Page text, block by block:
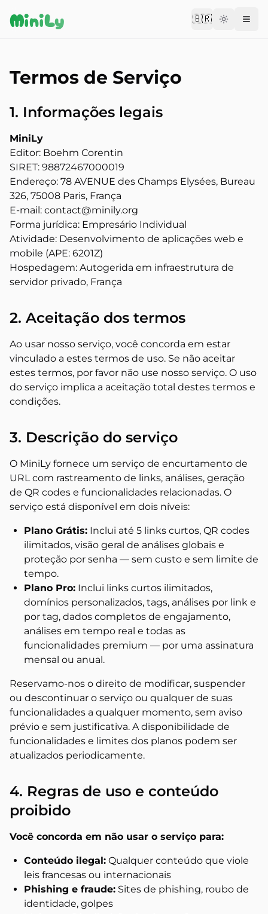
MiniLy 🇧🇷Change
Termos de Serviço
1. Informações legais
MiniLy
Editor: Boehm Corentin
SIRET: 98872467000019
Endereço: 78 AVENUE des Champs Elysées, Bureau
326, 75008 Paris, França
E-mail: contact@minily.org
Forma jurídica: Empresário Individual
Atividade: Desenvolvimento de aplicações web e
mobile (APE: 6201Z)
Hospedagem: Autogerida em infraestrutura de
servidor privado, França
2. Aceitação dos termos
Ao usar nosso serviço, você concorda em estar
vinculado a estes termos de uso. Se não aceitar
estes termos, por favor não use nosso serviço. O uso
do serviço implica a aceitação total destes termos e
condições.
3. Descrição do serviço
O MiniLy fornece um serviço de encurtamento de
URL com rastreamento de links, análises, geração
de QR codes e funcionalidades relacionadas. O
serviço está disponível em dois níveis:
Plano Grátis: Inclui até 5 links curtos, QR codes
ilimitados, visão geral de análises globais e
proteção por senha — sem custo e sem limite de
tempo.
Plano Pro: Inclui links curtos ilimitados,
domínios personalizados, tags, análises por link e
por tag, dados completos de engajamento,
análises em tempo real e todas as
funcionalidades premium — por uma assinatura
mensal ou anual.
Reservamo-nos o direito de modificar, suspender
ou descontinuar o serviço ou qualquer de suas
funcionalidades a qualquer momento, sem aviso
prévio e sem justificativa. A disponibilidade de
funcionalidades e limites dos planos podem ser
atualizados periodicamente.
4. Regras de uso e conteúdo
proibido
Você concorda em não usar o serviço para:
Conteúdo ilegal: Qualquer conteúdo que viole
leis francesas ou internacionais
Phishing e fraude: Sites de phishing, roubo de
identidade, golpes